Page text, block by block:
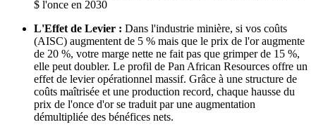
$ l'once en 2030
L'Effet de Levier : Dans l'industrie minière, si vos coûts
(AISC) augmentent de 5 % mais que le prix de l'or augmente
de 20 %, votre marge nette ne fait pas que grimper de 15 %,
elle peut doubler. Le profil de Pan African Resources offre un
effet de levier opérationnel massif. Grâce à une structure de
coûts maîtrisée et une production record, chaque hausse du
prix de l'once d'or se traduit par une augmentation
démultipliée des bénéfices nets.